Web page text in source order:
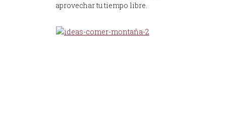
aprovechar tu tiempo libre.